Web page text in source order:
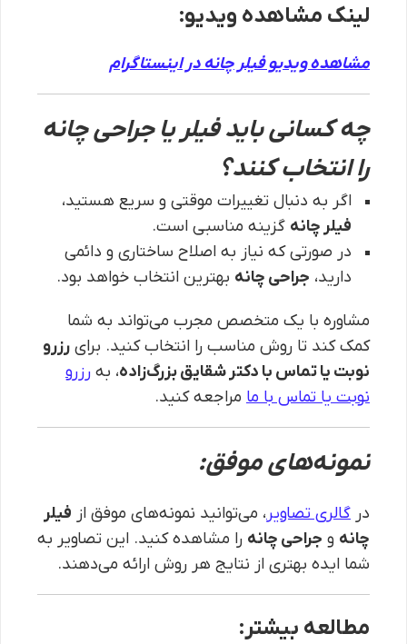
لینک مشاهده ویدیو:
مشاهده ویدیو فیلر چانه در اینستاگرام
چه کسانی باید فیلر یا جراحی چانه
را انتخاب کنند؟
اگر به دنبال تغییرات موقتی و سریع هستید،
فیلر چانه گزینه مناسبی است.
در صورتی که نیاز به اصلاح ساختاری و دائمی
دارید، جراحی چانه بهترین انتخاب خواهد بود.
مشاوره با یک متخصص مجرب می‌تواند به شما
کمک کند تا روش مناسب را انتخاب کنید. برای رزرو
نوبت یا تماس با دکتر شقایق بزرگ‌زاده، به رزرو
نوبت یا تماس با ما مراجعه کنید.
نمونه‌های موفق:
در گالری تصاویر ، می‌توانید نمونه‌های موفق از فیلر
چانه و جراحی چانه را مشاهده کنید. این تصاویر به
شما ایده بهتری از نتایج هر روش ارائه می‌دهند.
مطالعه بیشتر: